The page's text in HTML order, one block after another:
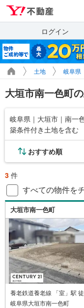
ログイン
土地 岐阜県
大垣市南一色町
岐阜県｜大垣市｜南一
築条件付き土地を含む
おすすめ順
3 件
すべての物件を
大垣市南一色町
養老鉄道養老線 「室」駅
岐阜県大垣市南一色町